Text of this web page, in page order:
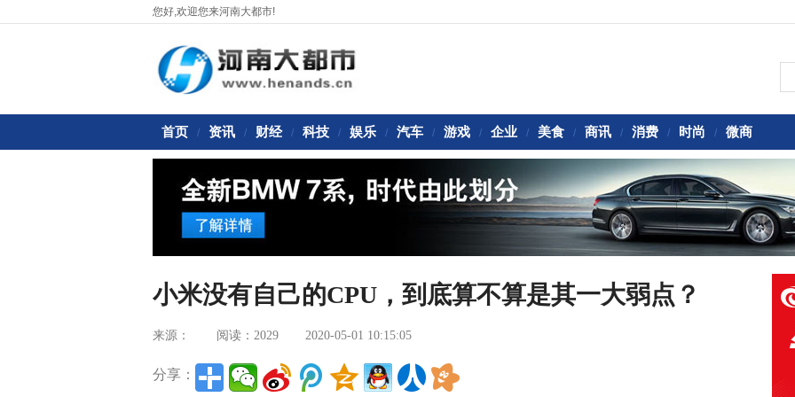
您好,欢迎您来河南大都市!
首页 / 资讯 / 财经 / 科技 / 娱乐 / 汽车 / 游戏 / 企业 / 美食 / 商讯 / 消费 / 时尚 / 微商
小米没有自己的CPU，到底算不算是其一大弱点？
来源： 阅读：2029 2020-05-01 10:15:05
分享：